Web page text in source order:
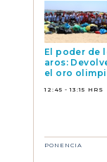
El poder de
aros:
el oro
12:45 - 13:15 HRS
PONENCIA